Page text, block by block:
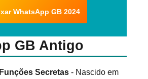
WhatsApp GB 2024
GB Antigo
Secretas- Nascido em